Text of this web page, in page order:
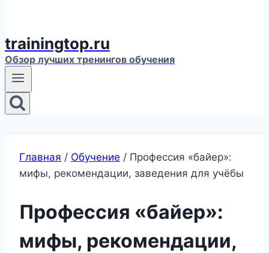
trainingtop.ru
Обзор лучших тренингов обучения
Главная / Обучение / Профессия «байер»:
мифы, рекомендации, заведения для учёбы
Профессия «байер»:
мифы, рекомендации,